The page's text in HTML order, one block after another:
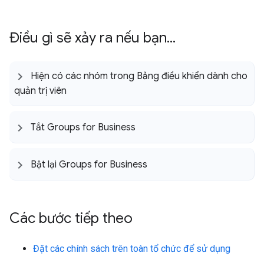
Điều gì sẽ xảy ra nếu bạn...
Hiện có các nhóm trong Bảng điều khiển dành cho
quản trị viên
Tắt Groups for Business
Bật lại Groups for Business
Các bước tiếp theo
Đặt các chính sách trên toàn tổ chức để sử dụng